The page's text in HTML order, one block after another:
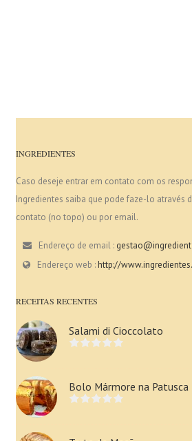
INGREDIENTES
Caso deseje entrar em contato com os
Ingredientes saiba que pode faze-lo através
contato (no topo) ou por email.
Endereço de email :
Endereço web :http://
RECEITAS RECENTES
Salami di Cioccolato
Bolo Mármore na Patusca